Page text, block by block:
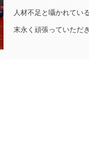
人材不足と囁かれてい
末永く頑張っていただ